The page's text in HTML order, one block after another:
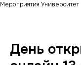
Мероприятия Университет
День